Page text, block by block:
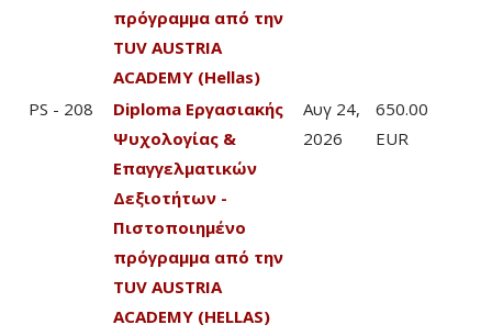
πρόγραμμα από την
TUV AUSTRIA
ACADEMY (Hellas)
PS - 208
Diploma Εργασιακής
Ψυχολογίας &
Επαγγελματικών
Δεξιοτήτων -
Πιστοποιημένο
πρόγραμμα από την
TUV AUSTRIA
ACADEMY (HELLAS)
Αυγ 24,
2026
650.00
EUR